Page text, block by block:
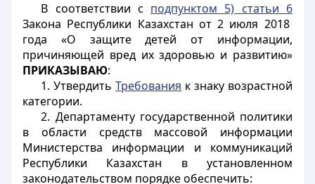
В соответствии с подпунктом 5) статьи 6
Закона Республики Казахстан от 2 июля 2018
года «О защите детей от информации,
причиняющей вред их здоровью и развитию»
ПРИКАЗЫВАЮ:
1. УтвердитьТребования к знаку возрастной
категории.
2. Департаменту государственной политики
в области средств массовой информации
Министерства информации и коммуникаций
Республики Казахстан в установленном
законодательством порядке обеспечить: